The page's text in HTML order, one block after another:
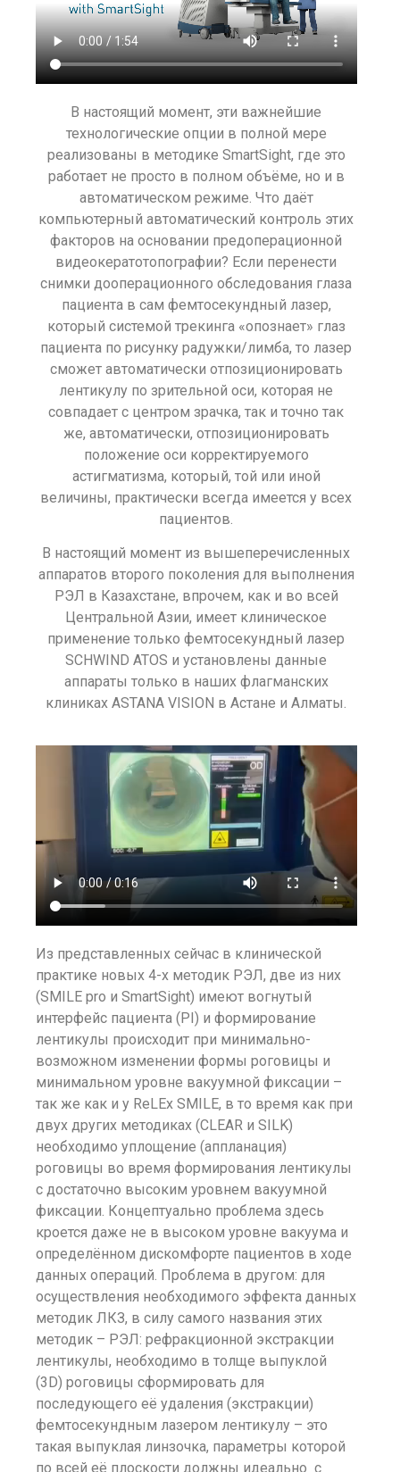
В настоящий момент, эти важнейшие
технологические опции в полной мере
реализованы в методике SmartSight, где это
работает не просто в полном объёме, но и в
автоматическом режиме. Что даёт
компьютерный автоматический контроль этих
факторов на основании предоперационной
видеокератотопографии? Если перенести
снимки дооперационного обследования глаза
пациента в сам фемтосекундный лазер,
который системой трекинга «опознает» глаз
пациента по рисунку радужки/лимба, то лазер
сможет автоматически отпозиционировать
лентикулу по зрительной оси, которая не
совпадает с центром зрачка, так и точно так
же, автоматически, отпозиционировать
положение оси корректируемого
астигматизма, который, той или иной
величины, практически всегда имеется у всех
пациентов.
В настоящий момент из вышеперечисленных
аппаратов второго поколения для выполнения
РЭЛ в Казахстане, впрочем, как и во всей
Центральной Азии, имеет клиническое
применение только фемтосекундный лазер
SCHWIND ATOS и установлены данные
аппараты только в наших флагманских
клиниках ASTANA VISION в Астане и Алматы.
Из представленных сейчас в клинической
практике новых 4-х методик РЭЛ, две из них
(SMILE pro и SmartSight) имеют вогнутый
интерфейс пациента (PI) и формирование
лентикулы происходит при минимально-
возможном изменении формы роговицы и
минимальном уровне вакуумной фиксации –
так же как и у ReLEx SMILE, в то время как при
двух других методиках (CLEAR и SILK)
необходимо уплощение (аппланация)
роговицы во время формирования лентикулы
с достаточно высоким уровнем вакуумной
фиксации. Концептуально проблема здесь
кроется даже не в высоком уровне вакуума и
определённом дискомфорте пациентов в ходе
данных операций. Проблема в другом: для
осуществления необходимого эффекта данных
методик ЛКЗ, в силу самого названия этих
методик – РЭЛ: рефракционной экстракции
лентикулы, необходимо в толще выпуклой
(3D) роговицы сформировать для
последующего её удаления (экстракции)
фемтосекундным лазером лентикулу – это
такая выпуклая линзочка, параметры которой
по всей её плоскости должны идеально с